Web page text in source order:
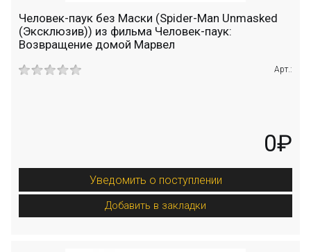
Человек-паук без Маски (Spider-Man Unmasked
(Эксклюзив)) из фильма Человек-паук:
Возвращение домой Марвел
Арт.:
0₽
Уведомить о поступлении
Добавить в закладки